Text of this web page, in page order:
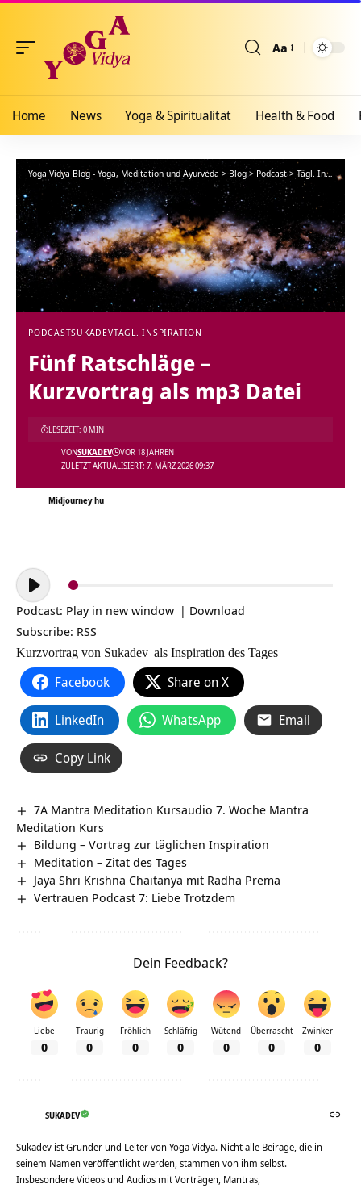
Aa
Home News Yoga & Spiritualität Health & Food
Yoga Vidya Blog - Yoga, Meditation und Ayurveda > Blog> Podcast> Tägl. Inspiration
PODCASTSUKADEVTÄGL. INSPIRATION
Fünf Ratschläge –
Kurzvortrag als mp3 Datei
ZULETZT AKTUALISIERT: 7. MÄRZ 2026 09:37
VONSUKADEV VOR 18 JAHREN
LESEZEIT: 0 MIN
Midjourney hu
Audio-
Player
Podcast: Play in new window | Download
Subscribe: RSS
Kurzvortrag von Sukadev als Inspiration des Tages
Facebook Share on X
LinkedIn WhatsApp Email
Copy Link
7A Mantra Meditation Kursaudio 7. Woche Mantra
Meditation Kurs
Bildung – Vortrag zur täglichen Inspiration
Meditation – Zitat des Tages
Jaya Shri Krishna Chaitanya mit Radha Prema
Vertrauen Podcast 7: Liebe Trotzdem
Dein Feedback?
Liebe
0
Traurig
0
Fröhlich
0
Schläfrig
0
Wütend
0
Überrascht
0
Zwinker
0
SUKADEV
Sukadev ist Gründer und Leiter von Yoga Vidya. Nicht alle Beiräge, die in
seinem Namen veröffentlicht werden, stammen von ihm selbst.
Insbesondere Videos und Audios mit Vorträgen, Mantras,